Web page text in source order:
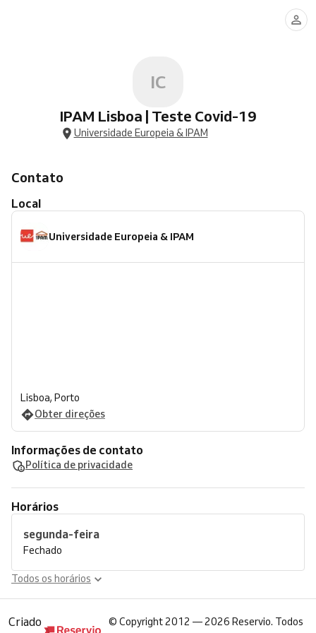
IC
IPAM Lisboa | Teste Covid-19
Universidade Europeia & IPAM
Contato
Local
Universidade Europeia & IPAM
Lisboa, Porto
Obter direções
Informações de contato
Política de privacidade
Horários
segunda-feira
Fechado
Todos os horários
Criado
© Copyright 2012 — 2026 Reservio. Todos